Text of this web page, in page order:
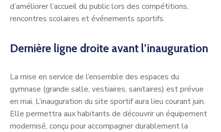
d’améliorer l’accueil du public lors des compétitions,
rencontres scolaires et événements sportifs.
Dernière ligne droite avant l’inauguration
La mise en service de l’ensemble des espaces du
gymnase (grande salle, vestiaires, sanitaires) est prévue
en mai. L’inauguration du site sportif aura lieu courant juin.
Elle permettra aux habitants de découvrir un équipement
modernisé, conçu pour accompagner durablement la